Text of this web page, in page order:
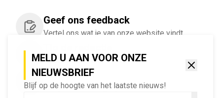
MELD U AAN VOOR ONZE
NIEUWSBRIEF
Blijf op de hoogte van het laatste nieuws!
Geef ons feedback
Vertel ons wat je van onze website vindt.
Geef tips aan ons door.
Adverteren
Bekijk hier de mogelijkheden.